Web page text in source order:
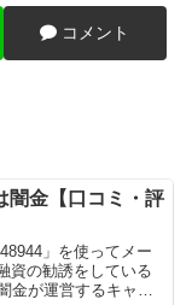
コメント
闇金【口コミ・評
」を使ってメー
資の勧誘をしている
金が運営するキャッ